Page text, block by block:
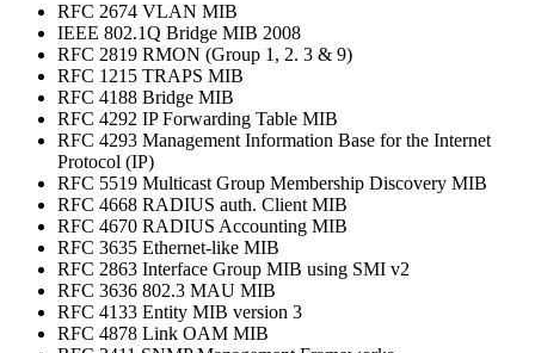
RFC 2674 VLAN MIB
IEEE 802.1Q Bridge MIB 2008
RFC 2819 RMON (Group 1, 2. 3 & 9)
RFC 1215 TRAPS MIB
RFC 4188 Bridge MIB
RFC 4292 IP Forwarding Table MIB
RFC 4293 Management Information Base for the Internet
Protocol (IP)
RFC 5519 Multicast Group Membership Discovery MIB
RFC 4668 RADIUS auth. Client MIB
RFC 4670 RADIUS Accounting MIB
RFC 3635 Ethernet-like MIB
RFC 2863 Interface Group MIB using SMI v2
RFC 3636 802.3 MAU MIB
RFC 4133 Entity MIB version 3
RFC 4878 Link OAM MIB